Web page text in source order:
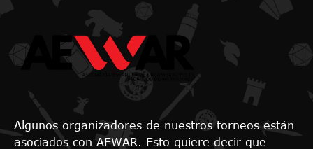
Algunos organizadores de nuestros torneos están
asociados con AEWAR. Esto quiere decir que